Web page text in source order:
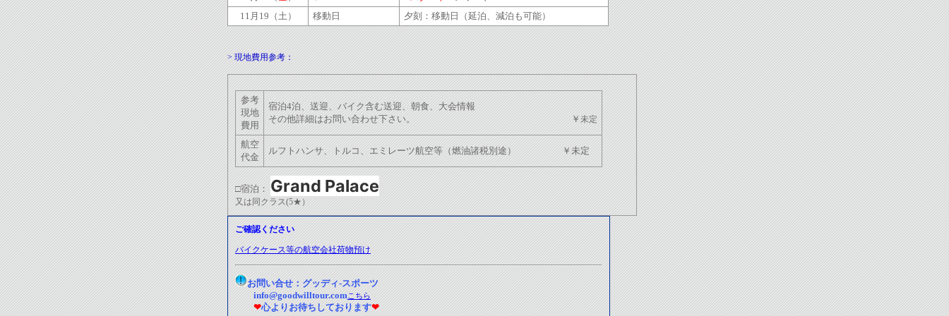
11月19（土）
移動日 夕刻：移動日（延泊、減泊も可能）
> 現地費用参考：
参考
現地
費用
宿泊4泊、送迎、バイク含む送迎、朝食、大会情報
その他詳細はお問い合わせ下さい。 ￥ 未定
航空
代金
ルフトハンサ、トルコ、エミレーツ航空等（燃油諸税別途） ￥未定
□宿泊： Grand Palace
又は同クラス(5★）
ご確認ください
バイクケース等の航空会社荷物預け
お問い合せ：グッディ-スポーツ
info@goodwilltour.com こちら
❤心よりお待ちしております❤